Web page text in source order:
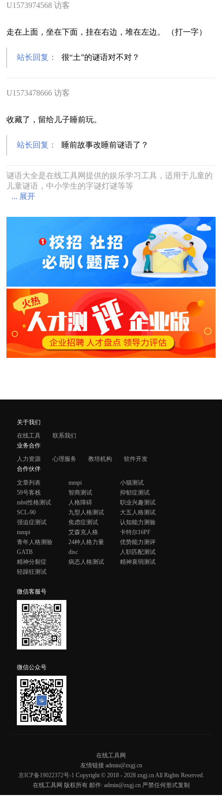
U1573974568 访客
走在上面，坐在下面，挂在右边，堆在左边。 （打一字）
站长回复： 很“土”的谜语对不对？
U1573478666 访客
收藏了，留给儿子睡前玩。
站长回复： 睡前故事改睡前谜语了？
谜语大全是在线工具网提供的娱乐学习工具，适用于儿童的
儿童谜语，中小学生的字谜灯谜等等
... 展开
关于我们
在线工具
联系我们
业务合作
人力资源
心理服务 教培机构
软件开发
合作伙伴
文章列表
mmpi
小猫测试
59号客栈
智商测试
抑郁症测试
mbti性格测试
人格障碍
职业兴趣测试
SCL-90
九型人格测试
大五人格测试
强迫症测试
焦虑症测试
认知能力测验
mmpi
艾森克人格
卡特尔16PF
青年人格测验
24种人格力量
优势能力测评
GATB
disc
人职匹配测试
精神分裂症
病态人格测试
精神衰弱测试
轻躁狂测试
微信客服号
微信公众号
在线工具网
友情链接 admin@zxgj.cn
京ICP备19022372号-1 Copyright © 2018 - 2028 zxgj.cn All Rights Reserved.
在线工具网 版权所有 邮件: admin@zxgj.cn 严禁任何形式复制